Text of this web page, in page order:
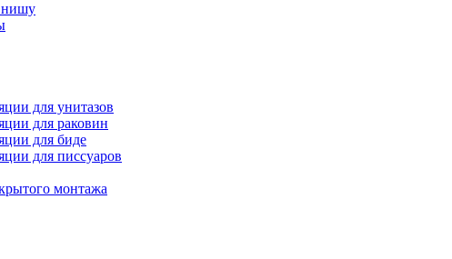
нишу
для унитазов
для раковин
для биде
для писсуаров
монтажа